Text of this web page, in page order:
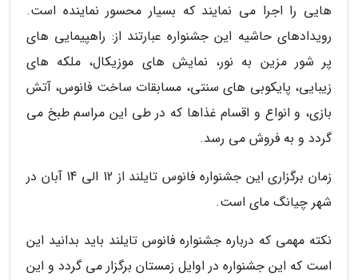
هایی را اجرا می نمایند که بسیار محسور نماینده است.
رویدادهای حاشیه این جشنواره عبارتند از: راهپیمایی های
پر شور مزین به نور، نمایش های موزیکال، ملکه های
زیبایی، پایکوبی های سنتی، مسابقات ساخت فانوس، آتش
بازی، و انواع و اقسام غذاها که در طی این مراسم طبخ می
گردد و به فروش می رسد.
زمان برگزاری این جشنواره فانوس تایلند از 12 الی 14 آبان در
شهر چیانگ مای است.
نکته مهمی که درباره جشنواره فانوس تایلند باید بدانید این
است که این جشنواره در اوایل زمستان برگزار می گردد و این